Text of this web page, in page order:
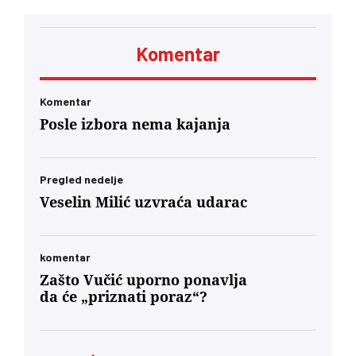
Komentar
Komentar
Posle izbora nema kajanja
Pregled nedelje
Veselin Milić uzvraća udarac
komentar
Zašto Vučić uporno ponavlja
da će „priznati poraz“?